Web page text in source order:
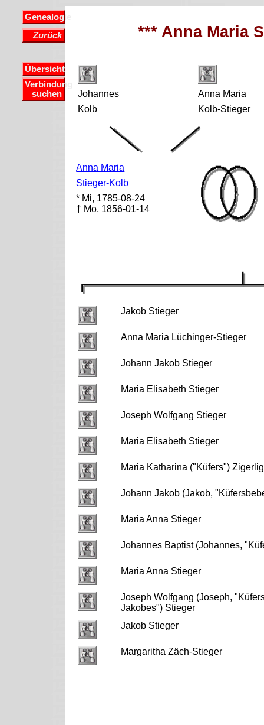
Genealogie
Zurück
Übersicht
Verbindung
suchen
*** Anna Maria
Johannes
Kolb
Anna Maria
Kolb-Stieger
Anna Maria
Stieger-Kolb
* Mi, 1785-08-24
† Mo, 1856-01-14
Jakob Stieger
Anna Maria Lüchinger-Stieger
Johann Jakob Stieger
Maria Elisabeth Stieger
Joseph Wolfgang Stieger
Maria Elisabeth Stieger
Maria Katharina ("Küfers")
Johann Jakob (Jakob,
Maria Anna Stieger
Johannes Baptist (Johannes,
Maria Anna Stieger
Joseph Wolfgang (Joseph,
Jakobes") Stieger
Jakob Stieger
Margaritha Zäch-Stieger